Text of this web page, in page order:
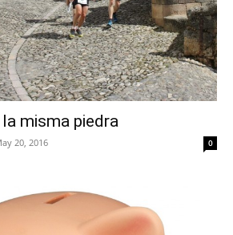
misma piedra
20, 2016 0